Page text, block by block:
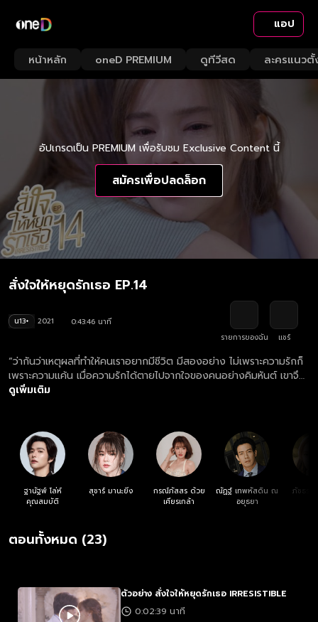
แอป
หน้าหลัก oneD PREMIUM ดูทีวีสด ละครแนวตั้
อัปเกรดเป็น PREMIUM เพื่อรับชม Exclusive Content นี้
สมัครเพื่อปลดล็อก
สั่งใจให้หยุดรักเธอ EP.14
น13+ 2021
0:43:46 นาที
รายการของฉัน
แชร์
“ว่ากันว่าเหตุผลที่ทำให้คนเราอยากมีชีวิต มีสองอย่าง ไม่เพราะความรักก็
เพราะความแค้น เมื่อความรักได้ตายไปจากใจของคนอย่างคิมหันต์ เขาจึง
มีชีวิตอยู่เพื่อความแค้นเท่านั้น!!”
ดูเพิ่มเติม
ฐานัฐพ์ โล่ห์
คุณสมบัติ
สุชาร์ มานะยิ่ง
กรณ์ภัสสร ด้วย
เศียรเกล้า
ณัฏฐ์ เทพหัสดิน ณ
อยุธยา
ภัชธร
ตอนทั้งหมด (23)
ตัวอย่าง สั่งใจให้หยุดรักเธอ IRRESISTIBLE
0:02:39 นาที